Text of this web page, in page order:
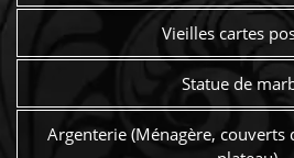
Vieilles cartes
Statue de
Argenterie (Ménagère, couverts